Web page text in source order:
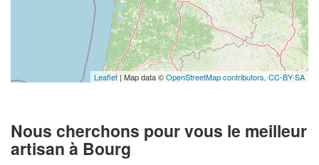
Leaflet| Map data ©OpenStreetMap contributors, CC-BY-SA
Nous cherchons pour vous le meilleur
artisan à Bourg